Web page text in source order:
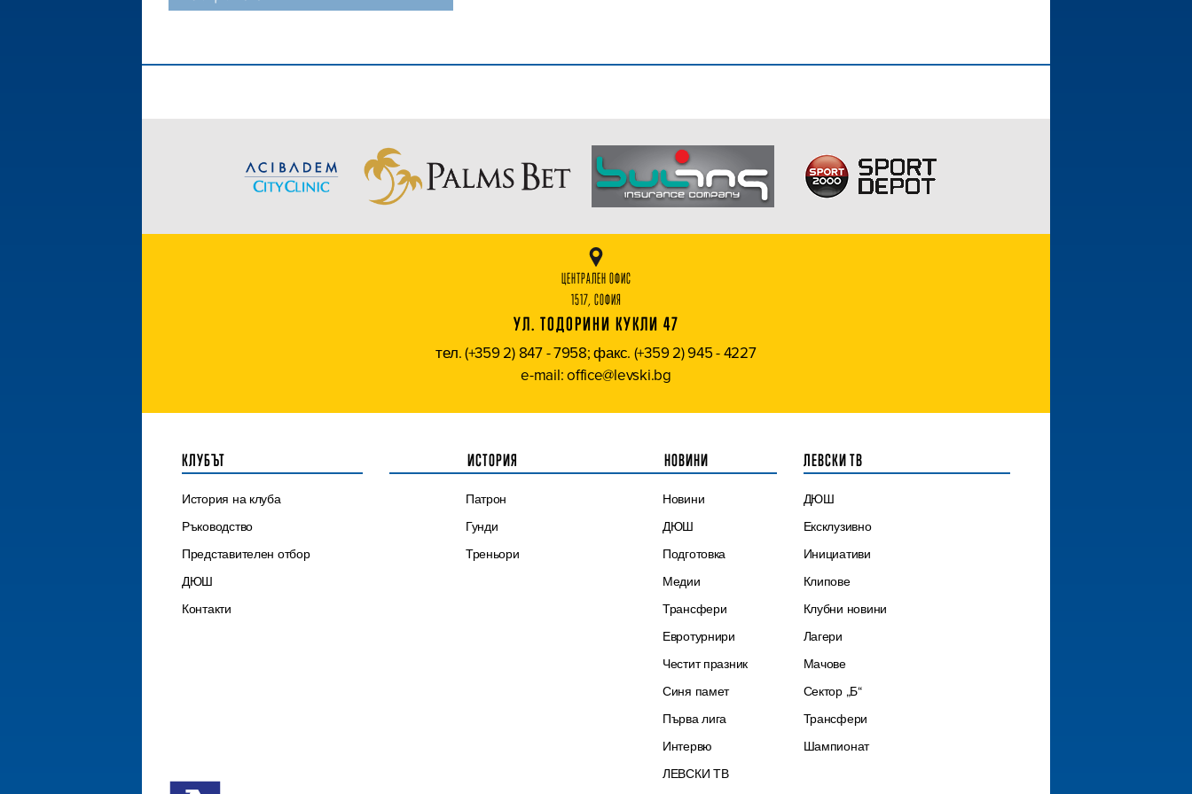
ЦЕНТРАЛЕН ОФИС
1517, СОФИЯ
УЛ. ТОДОРИНИ КУКЛИ 47
тел. (+359 2) 847 - 7958; факс. (+359 2) 945 - 4227
e-mail: office@levski.bg
КЛУБЪТ
История на клуба
Ръководство
Представителен отбор
ДЮШ
Контакти
ИСТОРИЯ
Патрон
Гунди
Треньори
НОВИНИ
Новини
ДЮШ
Подготовка
Медии
Трансфери
Евротурнири
Честит празник
Синя памет
Първа лига
Интервю
ЛЕВСКИ ТВ
ЛЕВСКИ ТВ
ДЮШ
Ексклузивно
Инициативи
Клипове
Клубни новини
Лагери
Мачове
Сектор „Б“
Трансфери
Шампионат